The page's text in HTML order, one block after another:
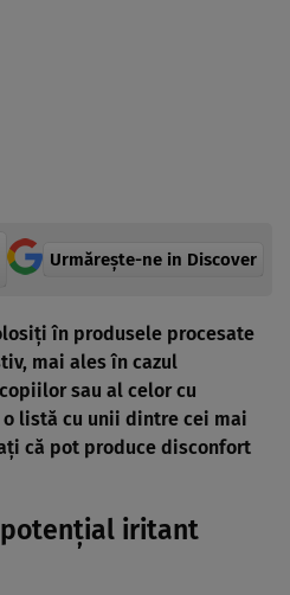
Urmărește-ne in Discover
în produsele procesate
mai ales în cazul
sau al celor cu
listă cu unii dintre cei mai
că pot produce disconfort
iritant